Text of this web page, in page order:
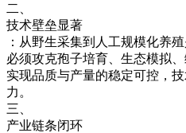
二、
技术壁垒显著
：从野生采集到人工规模化养
必须攻克孢子培育、生态模拟
实现品质与产量的稳定可控，
力。
三、
产业链条闭环